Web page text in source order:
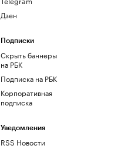
Дзен
Подписки
Скрыть баннеры
на РБК
Подписка на РБК
Корпоративная
подписка
Уведомления
RSS Новости